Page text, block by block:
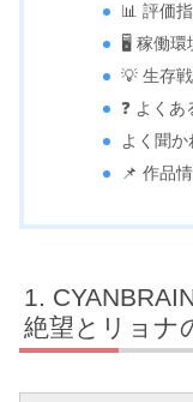
📊 評価
🖥️ 稼働環
💡 生存
❓ よく
よく聞か
📌 作品
絶望とリョナ